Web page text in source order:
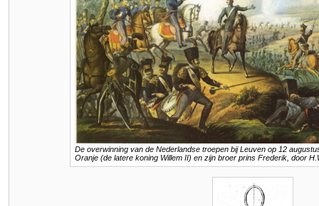
De overwinning van de Nederlandse troepen bij Leuven op 12
Oranje (de latere koning Willem II) en zijn broer prins Frederik, door